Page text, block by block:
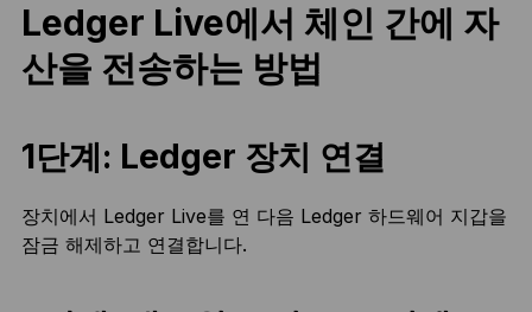
Ledger Live에서 체인 간에 자
산을 전송하는 방법
1단계: Ledger 장치 연결
장치에서 Ledger Live를 연 다음 Ledger 하드웨어 지갑을
잠금 해제하고 연결합니다.